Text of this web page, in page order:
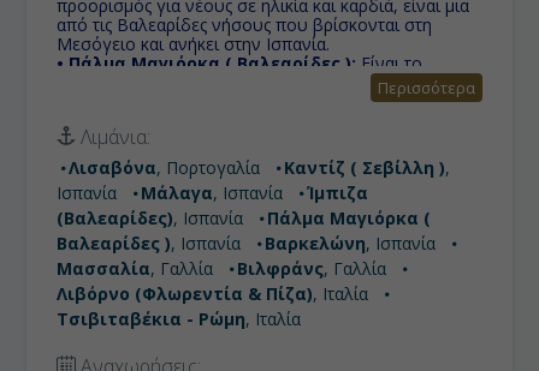
προορισμός για νέους σε ηλικία και καρδιά, είναι μια
από τις Βαλεαρίδες νήσους που βρίσκονται στη
Μεσόγειο και ανήκει στην Ισπανία.
• Πάλμα Μαγιόρκα ( Βαλεαρίδες ): Είναι το
μεγαλύτερο νησί των Βαλεαρίδων, μιας αυτόνομης
κοινότητας της Ισπανίας. Η Πάλμα Ντε Μαγιόρκα είναι
η πρωτεύουσα του νησιού, ή όπως την γνωρίζουν οι
κάτοικοι του υπόλοιπου νησιού Ciutat, δηλαδή πόλη
στα καταλανικά, παρόμοιο του συνηθισμένου
χαρακτηρισμού στα ελληνικά νησιά 'χώρα'.
• Βαρκελώνη:Πρωτεύουσα της Καταλωνίας, που τα
έχει όλα και είναι από τους πιο δημοφιλείς
προορισμούς στην Ευρώπη.
• Μασσαλία:Με άρωμα Ιστορίας και
κοσμοπολιτισμό γαλλικού Νότου, ένα σταυροδρόμι
πολιτισμών και πληθυσμών, χάρη στο πασίγνωστο
λιμάνι της, είναι και η παλιότερη πόλη της Γαλλίας, με
δυνατή ιστορία 26 αιώνων.
• Βιλφράνς:
Περισσότερα
Λιμάνια:
Λισαβόνα, Πορτογαλία Καντίζ ( Σεβίλλη ),
Ισπανία
Μάλαγα, Ισπανία
Ίμπιζα
(Βαλεαρίδες), Ισπανία
Πάλμα Μαγιόρκα (
Βαλεαρίδες ), Ισπανία Βαρκελώνη, Ισπανία
Μασσαλία, Γαλλία Βιλφράνς, Γαλλία
Λιβόρνο (Φλωρεντία & Πίζα), Ιταλία
Τσιβιταβέκια - Ρώμη, Ιταλία